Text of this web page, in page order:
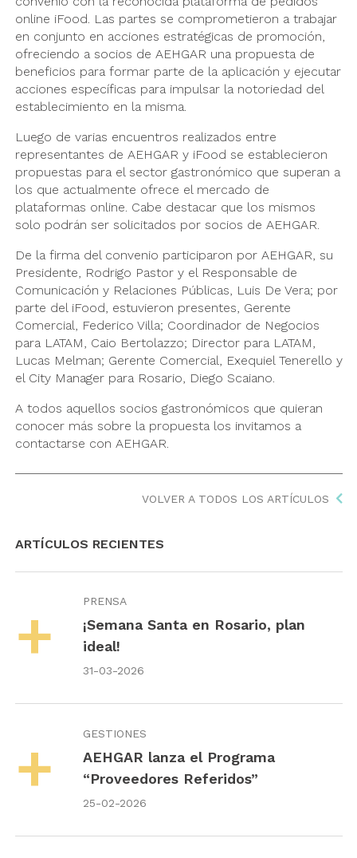
online iFood. Las partes se comprometieron a trabajar
en conjunto en acciones estratégicas de promoción,
ofreciendo a socios de AEHGAR una propuesta de
beneficios para formar parte de la aplicación y ejecutar
acciones específicas para impulsar la notoriedad del
establecimiento en la misma.
Luego de varias encuentros realizados entre
representantes de AEHGAR y iFood se establecieron
propuestas para el sector gastronómico que superan a
los que actualmente ofrece el mercado de
plataformas online. Cabe destacar que los mismos
solo podrán ser solicitados por socios de AEHGAR.
De la firma del convenio participaron por AEHGAR, su
Presidente, Rodrigo Pastor y el Responsable de
Comunicación y Relaciones Públicas, Luis De Vera; por
parte del iFood, estuvieron presentes, Gerente
Comercial, Federico Villa; Coordinador de Negocios
para LATAM, Caio Bertolazzo; Director para LATAM,
Lucas Melman; Gerente Comercial, Exequiel Tenerello y
el City Manager para Rosario, Diego Scaiano.
A todos aquellos socios gastronómicos que quieran
conocer más sobre la propuesta los invitamos a
contactarse con AEHGAR.
VOLVER A TODOS LOS ARTÍCULOS
ARTÍCULOS RECIENTES
PRENSA
¡Semana Santa en Rosario, plan
ideal!
31-03-2026
GESTIONES
AEHGAR lanza el Programa
“Proveedores Referidos”
25-02-2026